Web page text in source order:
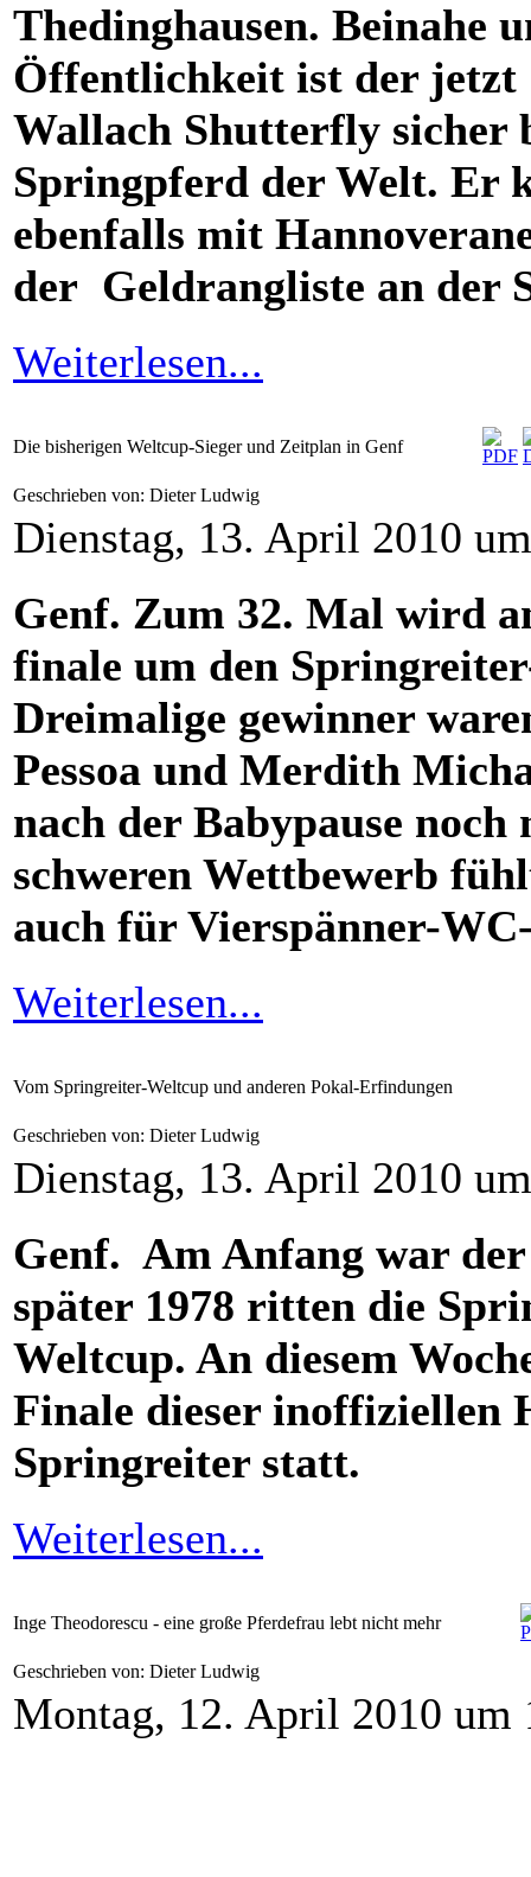
Thedinghausen. Beinahe
Öffentlichkeit ist der jetzt
Wallach Shutterfly sicher
Springpferd der Welt. Er
ebenfalls mit
der Geldrangliste an der
Weiterlesen...
Die bisherigen Weltcup-Sieger und Zeitplan in Genf
Geschrieben von: Dieter Ludwig
Dienstag, 13. April 2010
Genf. Zum 32. Mal wird
finale um den
Dreimalige gewinner
Pessoa und Merdith
nach der Babypause
schweren Wettbewerb
auch für Vierspänner-
Weiterlesen...
Vom Springreiter-Weltcup und anderen Pokal-Erfindungen
Geschrieben von: Dieter Ludwig
Dienstag, 13. April 2010
Genf. Am Anfang war
später 1978 ritten die
Weltcup. An diesem
Finale dieser inoffiziellen
Springreiter statt.
Weiterlesen...
Inge Theodorescu - eine große Pferdefrau lebt nicht mehr
Geschrieben von: Dieter Ludwig
Montag, 12. April 2010 um